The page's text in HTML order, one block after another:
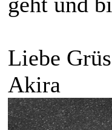
Liebe
Akira